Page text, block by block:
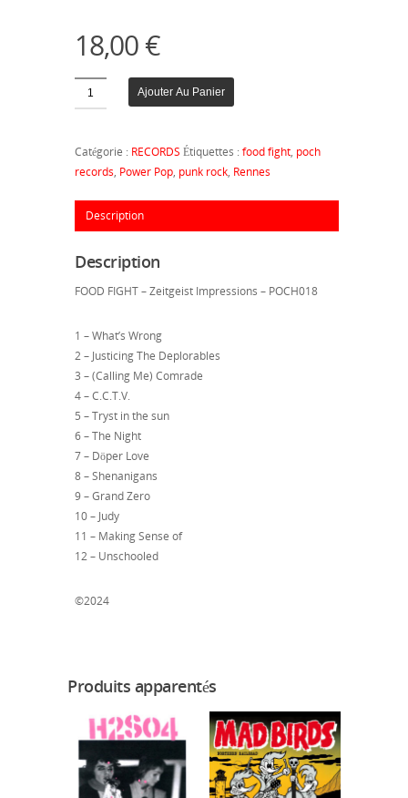
18,00€
Quantité Ajouter Au Panier
Catégorie : RECORDS Étiquettes : food fight, poch
records, Power Pop, punk rock, Rennes
Description
Description
FOOD FIGHT – Zeitgeist Impressions – POCH018
1 – What’s Wrong
2 – Justicing The Deplorables
3 – (Calling Me) Comrade
4 – C.C.T.V.
5 – Tryst in the sun
6 – The Night
7 – Döper Love
8 – Shenanigans
9 – Grand Zero
10 – Judy
11 – Making Sense of
12 – Unschooled
©2024
Produits apparentés